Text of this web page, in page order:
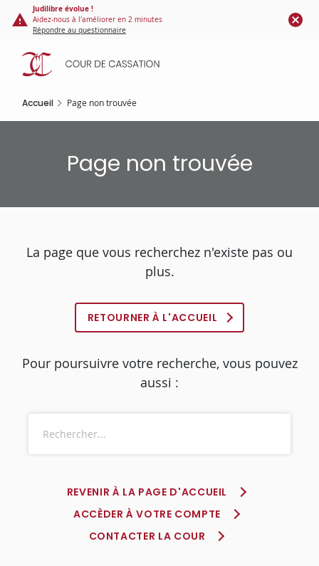
Panneau de gestion des cookies
contenu
principal
Judilibre évolue !
Aidez-nous à l'améliorer en 2 minutes
Répondre au questionnaire
Accueil Page non trouvée
Page non trouvée
La page que vous recherchez n'existe pas ou
plus.
RETOURNER À L'ACCUEIL
Pour poursuivre votre recherche, vous pouvez
aussi :
REVENIR À LA PAGE D'ACCUEIL
ACCÈDER À VOTRE COMPTE
CONTACTER LA COUR